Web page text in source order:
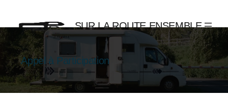
contenu
SUR LA ROUTE ENSEMBLE
Appel à Participation